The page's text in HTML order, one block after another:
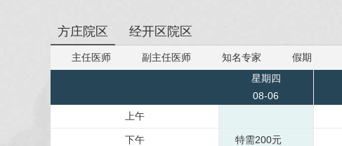
方庄院区 经开区院区
主任医师 副主任医师 知名专家 假期
星期四
08-06
上午
下午 特需200元